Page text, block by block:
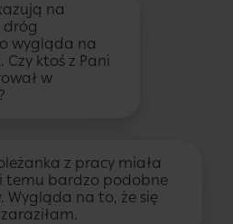
na
dróg
wygląda na
ktoś z Pani
w
z pracy miała
temu bardzo podobne
Wygląda na to, że się